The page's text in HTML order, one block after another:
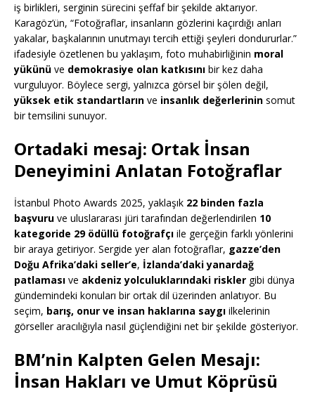
iş birlikleri, serginin sürecini şeffaf bir şekilde aktarıyor.
Karagöz’ün, “Fotoğraflar, insanların gözlerini kaçırdığı anları
yakalar, başkalarının unutmayı tercih ettiği şeyleri dondururlar.”
ifadesiyle özetlenen bu yaklaşım, foto muhabirliğinin moral
yükünü ve demokrasiye olan katkısını bir kez daha
vurguluyor. Böylece sergi, yalnızca görsel bir şölen değil,
yüksek etik standartların ve insanlık değerlerinin somut
bir temsilini sunuyor.
Ortadaki mesaj: Ortak İnsan
Deneyimini Anlatan Fotoğraflar
İstanbul Photo Awards 2025, yaklaşık 22 binden fazla
başvuru ve uluslararası jüri tarafından değerlendirilen 10
kategoride 29 ödüllü fotoğrafçı ile gerçeğin farklı yönlerini
bir araya getiriyor. Sergide yer alan fotoğraflar, gazze’den
Doğu Afrika’daki seller’e, İzlanda’daki yanardağ
patlaması ve akdeniz yolculuklarındaki riskler gibi dünya
gündemindeki konuları bir ortak dil üzerinden anlatıyor. Bu
seçim, barış, onur ve insan haklarına saygı ilkelerinin
görseller aracılığıyla nasıl güçlendiğini net bir şekilde gösteriyor.
BM’nin Kalpten Gelen Mesajı:
İnsan Hakları ve Umut Köprüsü